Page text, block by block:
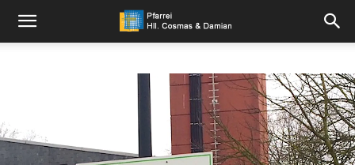
Pfarrei
Cosmas